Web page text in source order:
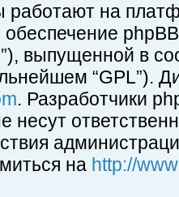
на
выпущенной в
“GPL”).
. Разработчики
несут
на http://